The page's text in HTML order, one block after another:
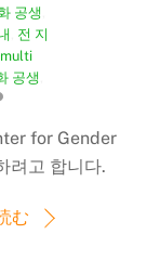
공생
전 지
multi
공생
for Gender
려고 합니다.
む